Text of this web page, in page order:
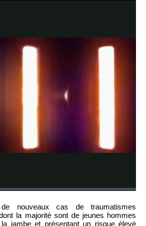
nouveaux cas de traumatismes
la majorité sont de jeunes hommes
jambe et présentant un risque élevé